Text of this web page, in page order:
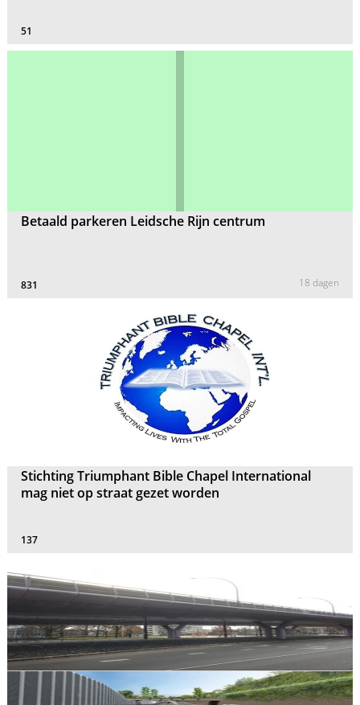
51
Betaald parkeren Leidsche Rijn centrum
831 18 dagen
Stichting Triumphant Bible Chapel International
mag niet op straat gezet worden
137